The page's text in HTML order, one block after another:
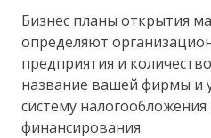
Бизнес планы открытия
определяют
предприятия и
название вашей фирмы и
систему
финансирования.